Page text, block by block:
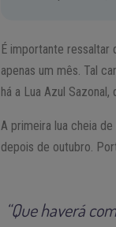
É importante ressaltar
apenas um mês. Tal
há a Lua Azul
A primeira lua cheia
depois de outubro.
“Que haverá